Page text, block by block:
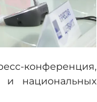
конференция,
и национальных